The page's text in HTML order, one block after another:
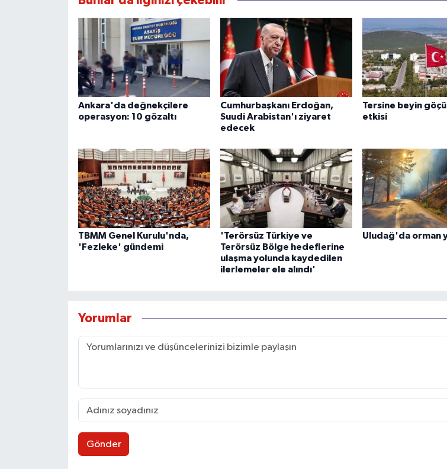
Ankara'da değnekçilere
operasyon: 10 gözaltı
Cumhurbaşkanı Erdoğan,
Suudi Arabistan'ı ziyaret
edecek
Tersine beyin
etkisi
TBMM Genel Kurulu'nda,
'Fezleke' gündemi
'Terörsüz Türkiye ve
Terörsüz Bölge hedeflerine
ulaşma yolunda kaydedilen
ilerlemeler ele alındı'
Uludağ'da orman
Yorumlar
Gönder